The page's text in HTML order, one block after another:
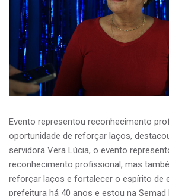
Evento representou reconhecimento
oportunidade de reforçar laços,
servidora Vera Lúcia, o evento
reconhecimento profissional, mas
reforçar laços e fortalecer o espírito de
prefeitura há 40 anos e estou na Semad